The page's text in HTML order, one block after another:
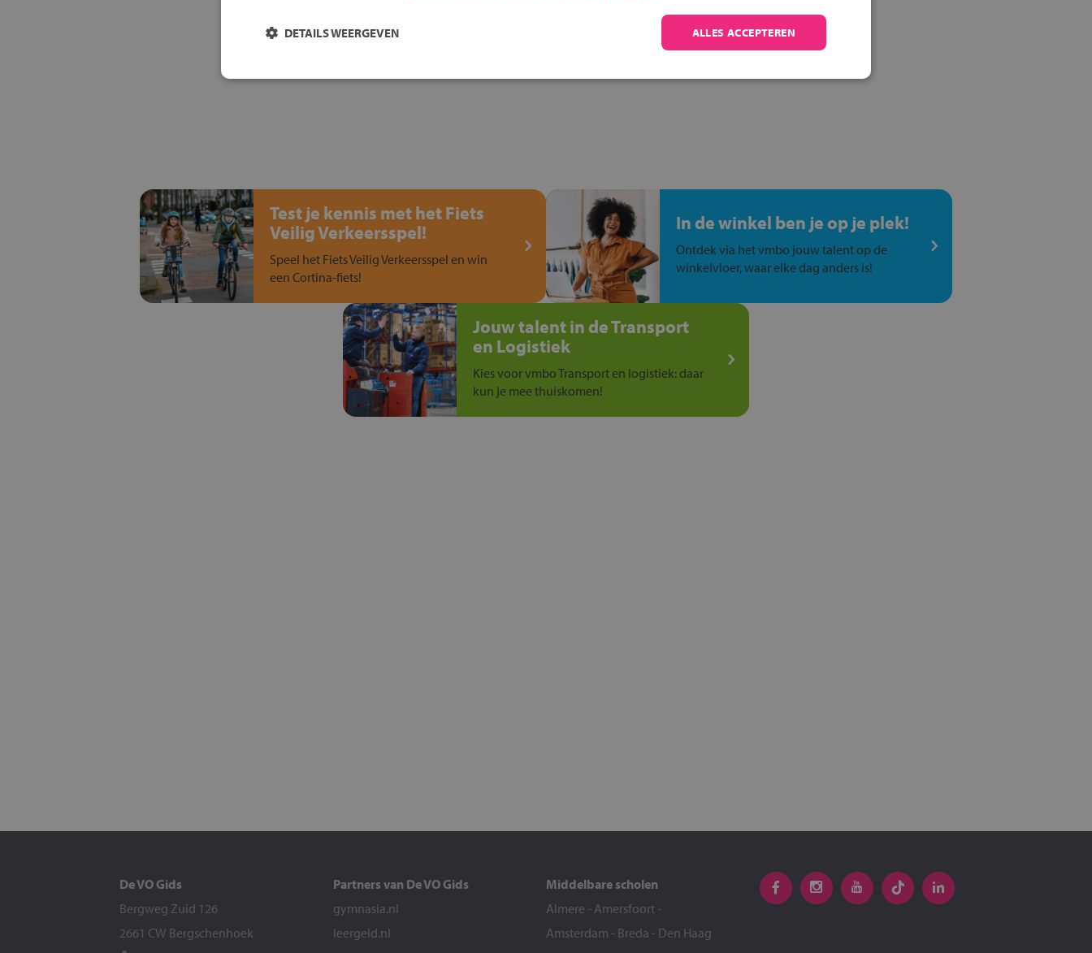
Test je kennis met het Fiets
Veilig Verkeersspel!
Speel het Fiets Veilig Verkeersspel en win
een Cortina-fiets!
In de winkel ben je op je plek!
Ontdek via het vmbo jouw talent op de
winkelvloer, waar elke dag anders is!
Jouw talent in de Transport
en Logistiek
Kies voor vmbo Transport en logistiek: daar
kun je mee thuiskomen!
De VO Gids
Bergweg Zuid 126
2661 CW Bergschenhoek
Partners van De VO Gids
gymnasia.nl
leergeld.nl
Middelbare scholen
Almere - Amersfoort -
Amsterdam - Breda - Den Haag
ALLES ACCEPTEREN
DETAILS WEERGEVEN